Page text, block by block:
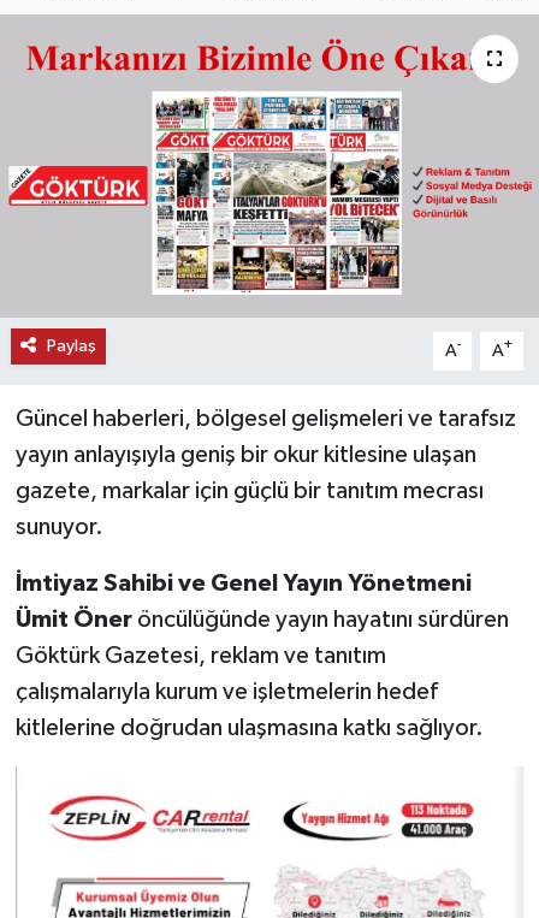
Paylaş A- A+
Güncel haberleri, bölgesel gelişmeleri ve tarafsız
yayın anlayışıyla geniş bir okur kitlesine ulaşan
gazete, markalar için güçlü bir tanıtım mecrası
sunuyor.
İmtiyaz Sahibi ve Genel Yayın Yönetmeni
Ümit Öneröncülüğünde yayın hayatını sürdüren
Göktürk Gazetesi, reklam ve tanıtım
çalışmalarıyla kurum ve işletmelerin hedef
kitlelerine doğrudan ulaşmasına katkı sağlıyor.
MAGAZİN
ÖZEL HABER
TEKNOLOJİ
TİCARET
YAŞAM